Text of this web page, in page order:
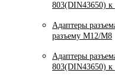
803(DIN43650) к
Адаптеры
разъему M12/M8
Адаптеры
803(DIN43650) к